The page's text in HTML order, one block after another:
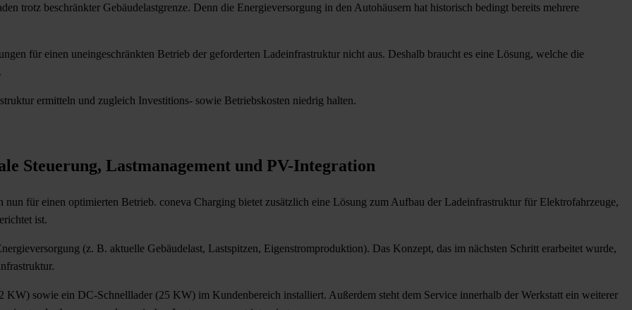
trotz beschränkter Gebäudelastgrenze. Denn die Energieversorgung in den Autohäusern hat historisch bedingt bereits mehrere
für einen uneingeschränkten Betrieb der geforderten Ladeinfrastruktur nicht aus. Deshalb braucht es eine Lösung, welche die
ermitteln und zugleich Investitions- sowie Betriebskosten niedrig halten.
Steuerung, Lastmanagement und PV-Integration
nun für einen optimierten Betrieb. coneva Charging bietet zusätzlich eine Lösung zum Aufbau der Ladeinfrastruktur für Elektrofahrzeuge,
ist.
(z. B. aktuelle Gebäudelast, Lastspitzen, Eigenstromproduktion). Das Konzept, das im nächsten Schritt erarbeitet wurde,
sowie ein DC-Schnelllader (25 KW) im Kundenbereich installiert. Außerdem steht dem Service innerhalb der Werkstatt ein weiterer